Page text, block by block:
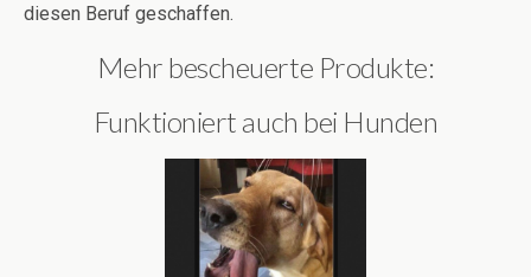
diesen Beruf geschaffen.
Mehr bescheuerte Produkte:
Funktioniert auch bei Hunden